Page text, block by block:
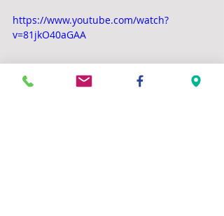
https://www.youtube.com/watch?
v=81jkO40aGAA